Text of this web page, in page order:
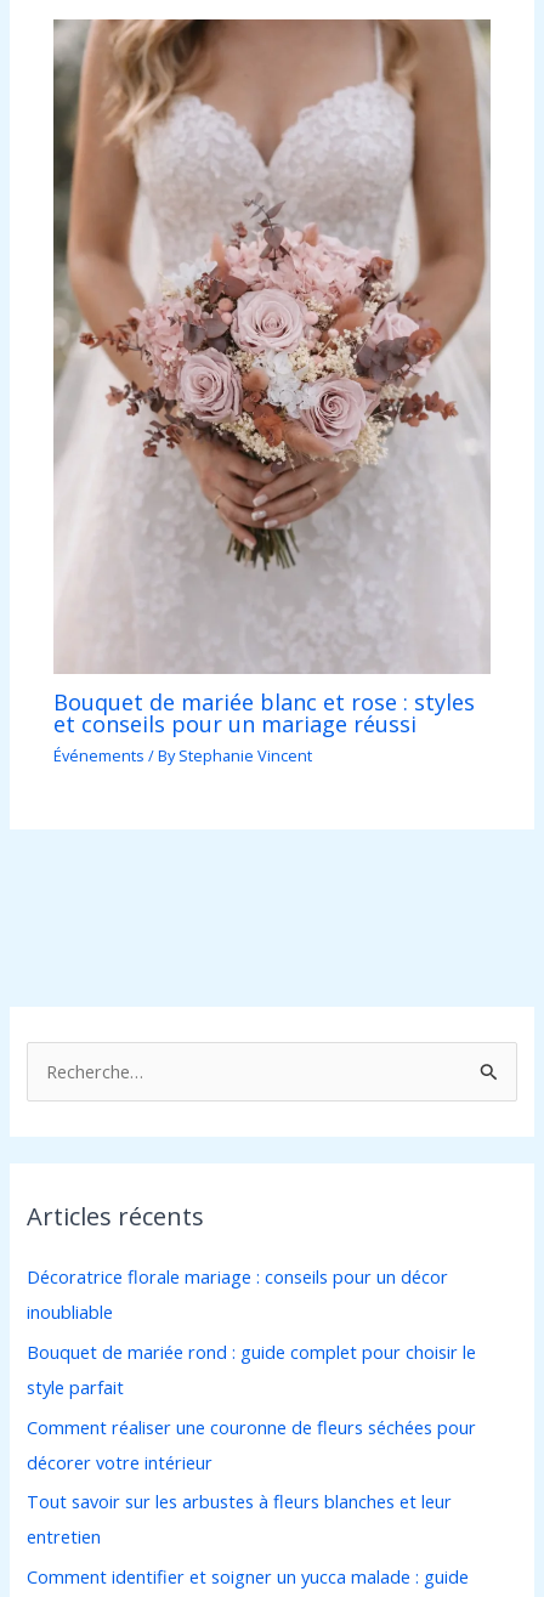
Bouquet de mariée blanc et rose : styles
et conseils pour un mariage réussi
Événements / ByStephanie Vincent
e
c
e
c
h
e
r
:
Articles récents
Décoratrice florale mariage : conseils pour un décor
inoubliable
Bouquet de mariée rond : guide complet pour choisir le
style parfait
Comment réaliser une couronne de fleurs séchées pour
décorer votre intérieur
Tout savoir sur les arbustes à fleurs blanches et leur
entretien
Comment identifier et soigner un yucca malade : guide